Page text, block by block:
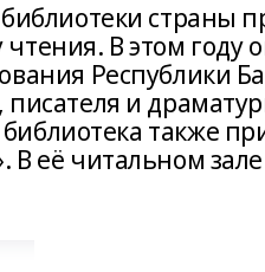
страны
В этом году
Республики
писателя и
также
В её читальном